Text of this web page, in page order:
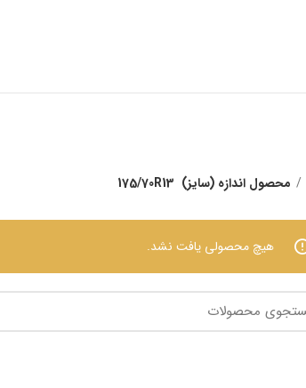
محصول اندازه (سایز) 175/70R13
هیچ محصولی یافت نشد.